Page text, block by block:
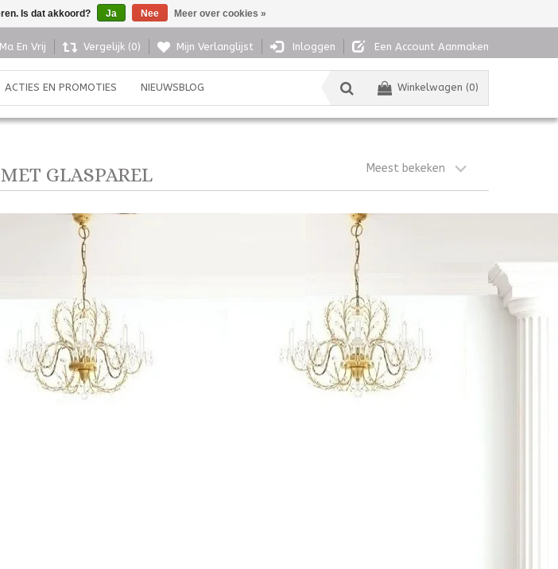
En Vrij Vergelijk (0) Mijn Verlanglijst Inloggen Een Account Aanmaken
Winkelwagen (0)
ACTIES EN PROMOTIES NIEUWSBLOG
GLASPAREL Meest bekeken
Is dat akkoord? Ja Nee Meer over cookies »